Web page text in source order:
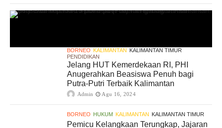
BORNEO KALIMANTAN KALIMANTAN TIMUR
PENDIDIKAN
Jelang HUT Kemerdekaan RI, PHI
Anugerahkan Beasiswa Penuh bagi
Putra-Putri Terbaik Kalimantan
Admin Agu 16, 2024
BORNEO HUKUM KALIMANTAN KALIMANTAN TIMUR
Pemicu Kelangkaan Terungkap, Jajaran